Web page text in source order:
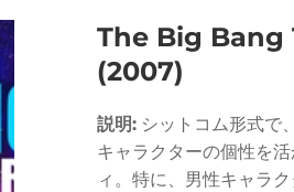
The Big Bang
(2007)
説明: シットコム形式で
キャラクターの個性を
ィ。特に、男性キャラ